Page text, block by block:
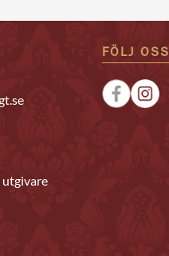
utgivare
FÖLJ OSS